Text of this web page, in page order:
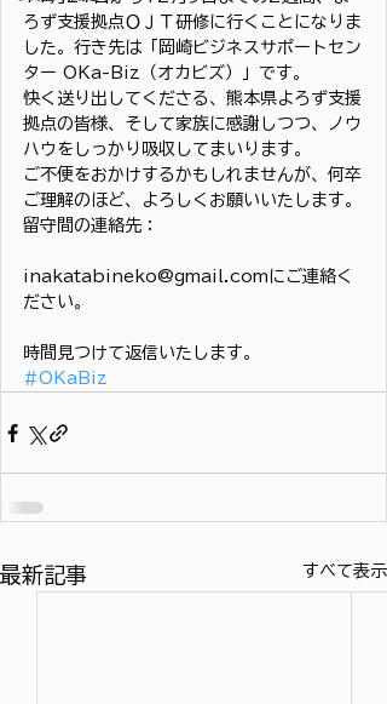
ろず支援拠点ＯＪＴ研修に行くことになりま
した。行き先は「岡崎ビジネスサポートセン
ター OKa-Biz（オカビズ）」です。
快く送り出してくださる、熊本県よろず支援
拠点の皆様、そして家族に感謝しつつ、ノウ
ハウをしっかり吸収してまいります。
ご不便をおかけするかもしれませんが、何卒
ご理解のほど、よろしくお願いいたします。
留守間の連絡先：
inakatabineko@gmail.comにご連絡く
ださい。
時間見つけて返信いたします。
#OKaBiz
最新記事 すべて表示